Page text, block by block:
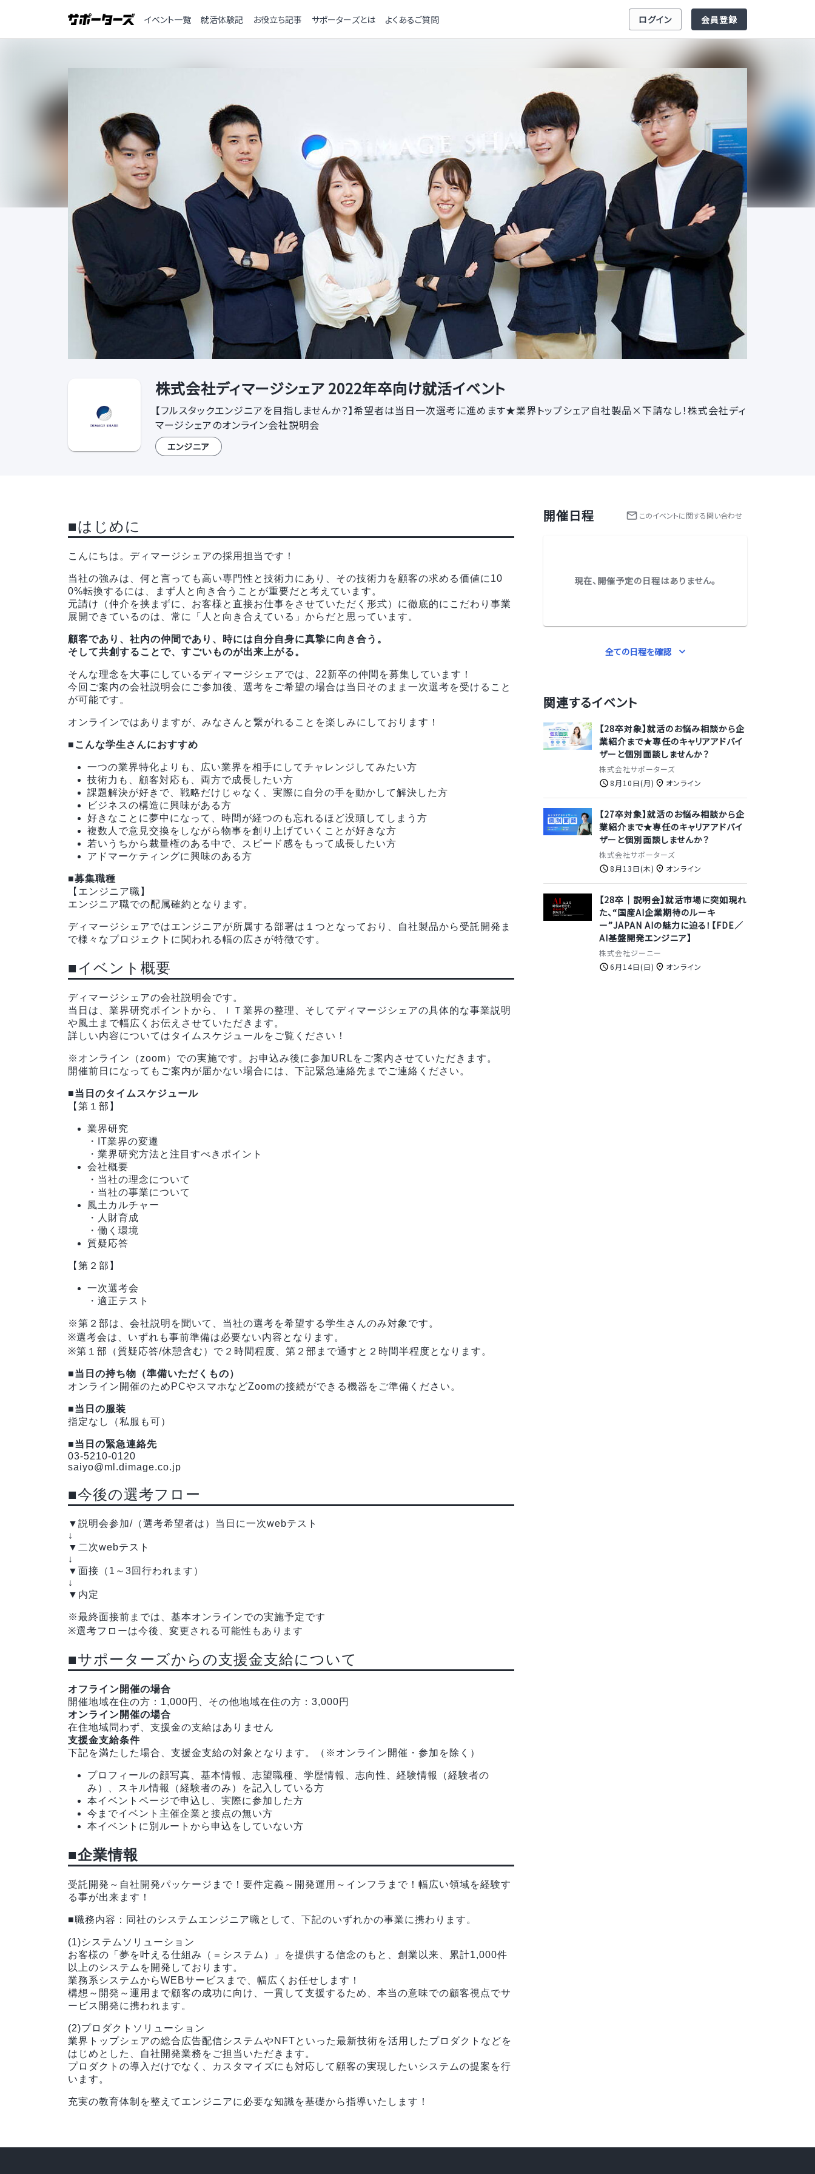
イベント一覧 就活体験記 お役立ち記事 サポーターズとは よくあるご質問 ログイン 会員登録
株式会社ディマージシェア 2022年卒向け就活イベント
【フルスタックエンジニアを目指しませんか？】希望者は当日一次選考に進めます★業界トップシェア自社製品×下請なし！株式会社ディ
マージシェアのオンライン会社説明会
エンジニア
■はじめに
こんにちは。ディマージシェアの採用担当です！
当社の強みは、何と言っても高い専門性と技術力にあり、その技術力を顧客の求める価値に10
0%転換するには、まず人と向き合うことが重要だと考えています。
元請け（仲介を挟まずに、お客様と直接お仕事をさせていただく形式）に徹底的にこだわり事業
展開できているのは、常に「人と向き合えている」からだと思っています。
顧客であり、社内の仲間であり、時には自分自身に真摯に向き合う。
そして共創することで、すごいものが出来上がる。
そんな理念を大事にしているディマージシェアでは、22新卒の仲間を募集しています！
今回ご案内の会社説明会にご参加後、選考をご希望の場合は当日そのまま一次選考を受けること
が可能です。
オンラインではありますが、みなさんと繋がれることを楽しみにしております！
■こんな学生さんにおすすめ
一つの業界特化よりも、広い業界を相手にしてチャレンジしてみたい方
技術力も、顧客対応も、両方で成長したい方
課題解決が好きで、戦略だけじゃなく、実際に自分の手を動かして解決した方
ビジネスの構造に興味がある方
好きなことに夢中になって、時間が経つのも忘れるほど没頭してしまう方
複数人で意見交換をしながら物事を創り上げていくことが好きな方
若いうちから裁量権のある中で、スピード感をもって成長したい方
アドマーケティングに興味のある方
■募集職種
【エンジニア職】
エンジニア職での配属確約となります。
ディマージシェアではエンジニアが所属する部署は１つとなっており、自社製品から受託開発ま
で様々なプロジェクトに関われる幅の広さが特徴です。
■イベント概要
ディマージシェアの会社説明会です。
当日は、業界研究ポイントから、ＩＴ業界の整理、そしてディマージシェアの具体的な事業説明
や風土まで幅広くお伝えさせていただきます。
詳しい内容についてはタイムスケジュールをご覧ください！
※オンライン（zoom）での実施です。お申込み後に参加URLをご案内させていただきます。
開催前日になってもご案内が届かない場合には、下記緊急連絡先までご連絡ください。
■当日のタイムスケジュール
【第１部】
業界研究
・IT業界の変遷
・業界研究方法と注目すべきポイント
会社概要
・当社の理念について
・当社の事業について
風土カルチャー
・人財育成
・働く環境
質疑応答
【第２部】
一次選考会
・適正テスト
※第２部は、会社説明を聞いて、当社の選考を希望する学生さんのみ対象です。
※選考会は、いずれも事前準備は必要ない内容となります。
※第１部（質疑応答/休憩含む）で２時間程度、第２部まで通すと２時間半程度となります。
■当日の持ち物（準備いただくもの）
オンライン開催のためPCやスマホなどZoomの接続ができる機器をご準備ください。
■当日の服装
指定なし（私服も可）
■当日の緊急連絡先
03-5210-0120
saiyo@ml.dimage.co.jp
■今後の選考フロー
▼説明会参加/（選考希望者は）当日に一次webテスト
↓
▼二次webテスト
↓
▼面接（1～3回行われます）
↓
▼内定
※最終面接前までは、基本オンラインでの実施予定です
※選考フローは今後、変更される可能性もあります
■サポーターズからの支援金支給について
オフライン開催の場合
開催地域在住の方：1,000円、その他地域在住の方：3,000円
オンライン開催の場合
在住地域問わず、支援金の支給はありません
支援金支給条件
下記を満たした場合、支援金支給の対象となります。（※オンライン開催・参加を除く）
プロフィールの顔写真、基本情報、志望職種、学歴情報、志向性、経験情報（経験者の
み）、スキル情報（経験者のみ）を記入している方
本イベントページで申込し、実際に参加した方
今までイベント主催企業と接点の無い方
本イベントに別ルートから申込をしていない方
■企業情報
受託開発～自社開発パッケージまで！要件定義～開発運用～インフラまで！幅広い領域を経験す
る事が出来ます！
■職務内容：同社のシステムエンジニア職として、下記のいずれかの事業に携わります。
(1)システムソリューション
お客様の「夢を叶える仕組み（＝システム）」を提供する信念のもと、創業以来、累計1,000件
以上のシステムを開発しております。
業務系システムからWEBサービスまで、幅広くお任せします！
構想～開発～運用まで顧客の成功に向け、一貫して支援するため、本当の意味での顧客視点でサ
ービス開発に携われます。
(2)プロダクトソリューション
業界トップシェアの総合広告配信システムやNFTといった最新技術を活用したプロダクトなどを
はじめとした、自社開発業務をご担当いただきます。
プロダクトの導入だけでなく、カスタマイズにも対応して顧客の実現したいシステムの提案を行
います。
充実の教育体制を整えてエンジニアに必要な知識を基礎から指導いたします！
開催日程 このイベントに関する問い合わせ
現在、開催予定の日程はありません。
全ての日程を確認
関連するイベント
【28卒対象】就活のお悩み相談から企
業紹介まで★専任のキャリアアドバイ
ザーと個別面談しませんか？
株式会社サポーターズ
8月10日(月)
オンライン
【27卒対象】就活のお悩み相談から企
業紹介まで★専任のキャリアアドバイ
ザーと個別面談しませんか？
株式会社サポーターズ
8月13日(木)
オンライン
【28卒│説明会】就活市場に突如現れ
た、“国産AI企業期待のルーキ
ー”JAPAN AIの魅力に迫る！【FDE／
AI基盤開発エンジニア】
株式会社ジーニー
6月14日(日)
オンライン